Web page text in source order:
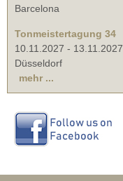
Barcelona
Tonmeistertagung 34
10.11.2027 - 13.11.2027
Düsseldorf
mehr ...